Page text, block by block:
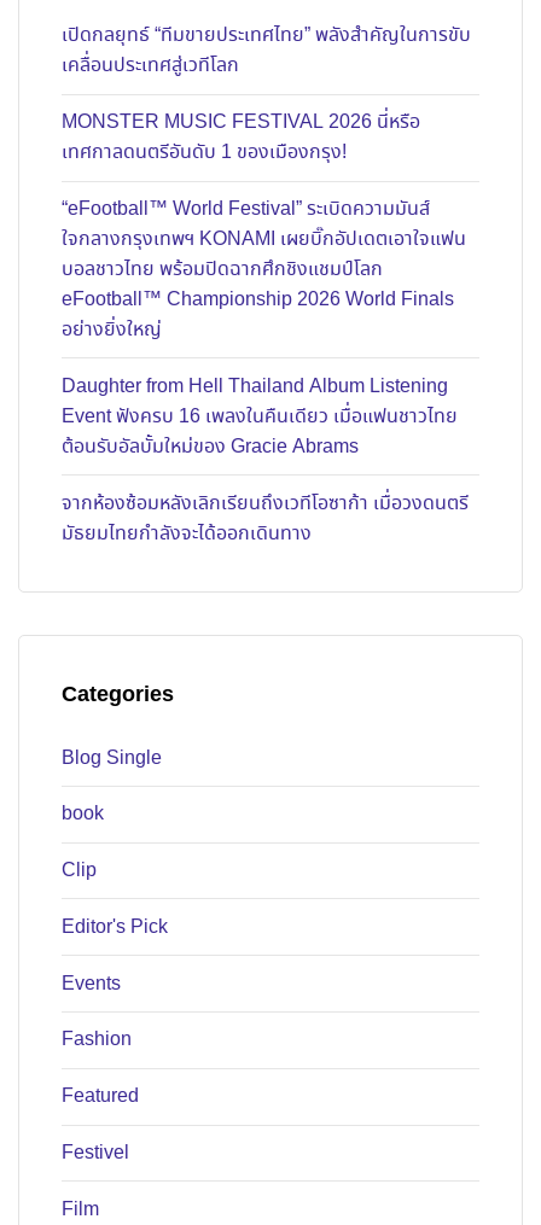
เปิดกลยุทธ์ “ทีมขายประเทศไทย” พลังสำคัญในการขับ
เคลื่อนประเทศสู่เวทีโลก
MONSTER MUSIC FESTIVAL 2026 นี่หรือ
เทศกาลดนตรีอันดับ 1 ของเมืองกรุง!
“eFootball™ World Festival” ระเบิดความมันส์
ใจกลางกรุงเทพฯ KONAMI เผยบิ๊กอัปเดตเอาใจแฟน
บอลชาวไทย พร้อมปิดฉากศึกชิงแชมป์โลก
eFootball™ Championship 2026 World Finals
อย่างยิ่งใหญ่
Daughter from Hell Thailand Album Listening
Event ฟังครบ 16 เพลงในคืนเดียว เมื่อแฟนชาวไทย
ต้อนรับอัลบั้มใหม่ของ Gracie Abrams
จากห้องซ้อมหลังเลิกเรียนถึงเวทีโอซาก้า เมื่อวงดนตรี
มัธยมไทยกำลังจะได้ออกเดินทาง
Categories
Blog Single
book
Clip
Editor's Pick
Events
Fashion
Featured
Festivel
Film